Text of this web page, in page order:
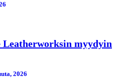
myydyin
2026